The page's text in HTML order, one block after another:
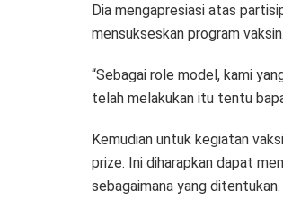
Dia mengapresiasi atas
mensukseskan program
“Sebagai role model, kami
telah melakukan itu tentu
Kemudian untuk kegiatan
prize. Ini diharapkan dapat
sebagaimana yang ditentukan.